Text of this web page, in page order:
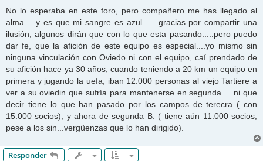
n
a
e
No lo esperaba en este foro, pero compañero me has llegado al
alma.....y es que mi sangre es azul.......gracias por compartir una
ilusión, algunos dirán que con lo que esta pasando.....pero puedo
dar fe, que la afición de este equipo es especial....yo mismo sin
ninguna vinculación con Oviedo ni con el equipo, caí prendado de
su afición hace ya 30 años, cuando teniendo a 20 km un equipo en
primera y jugando la uefa, iban 12.000 personas al viejo Tartiere a
ver a su oviedin que sufría para mantenerse en segunda.... ni que
decir tiene lo que han pasado por los campos de terecra ( con
15.000 socios), y ahora de segunda B. ( tiene aún 11.000 socios,
pese a los sin...vergüenzas que lo han dirigido).
Responder